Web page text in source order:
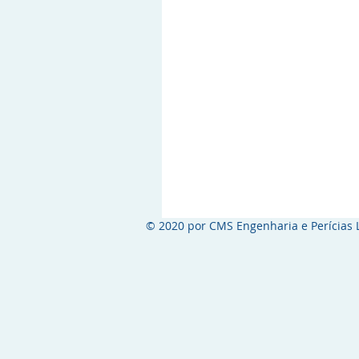
© 2020 por CMS Engenharia e Perícias